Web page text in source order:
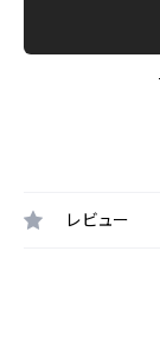
レビュー